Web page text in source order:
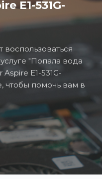
E1-531G-
"Попала вода
E1-531G-
чтобы помочь вам в